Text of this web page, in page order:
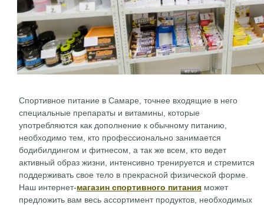
Спортивное питание в Самаре, точнее входящие в него
специальные препараты и витамины, которые
употребляются как дополнение к обычному питанию,
необходимо тем, кто профессионально занимается
бодибилдингом и фитнесом, а так же всем, кто ведет
активный образ жизни, интенсивно тренируется и стремится
поддерживать свое тело в прекрасной физической форме.
Наш интернет-магазин спортивного питания может
предложить вам весь ассортимент продуктов, необходимых